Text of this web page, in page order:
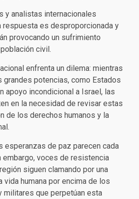
y analistas internacionales
respuesta es desproporcionada y
provocando un sufrimiento
civil.
enfrenta un dilema: mientras
potencias, como Estados
apoyo incondicional a Israel, las
en la necesidad de revisar estas
de los derechos humanos y la
esperanzas de paz parecen cada
embargo, voces de resistencia
siguen clamando por una
vida humana por encima de los
que perpetúan esta